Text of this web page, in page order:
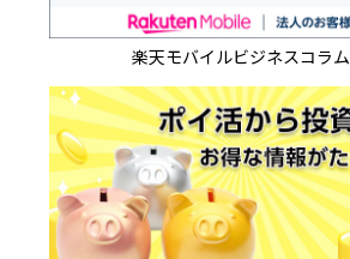
楽天モバイルビジネスコラム